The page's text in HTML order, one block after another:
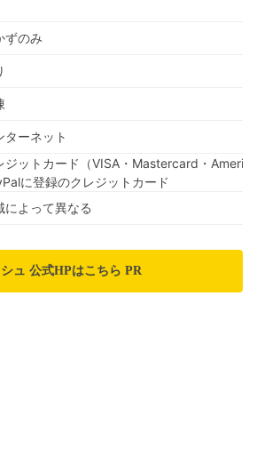
ずのみ
ターネット
ジットカード（VISA・Mastercard・
に登録のクレジットカード
によって異なる
ュ 公式HPはこちら PR